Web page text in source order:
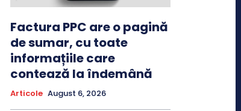
Factura PPC are o pagină
de sumar, cu toate
informațiile care
contează la îndemână
Articole August 6, 2026